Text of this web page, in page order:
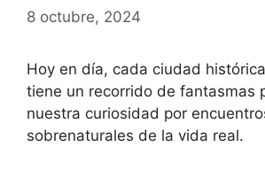
8 octubre, 2024
Hoy en día, cada ciudad
tiene un recorrido de fantasmas
nuestra curiosidad por
sobrenaturales de la vida real.